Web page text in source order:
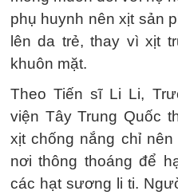
phụ huynh nên xịt sản
lên da trẻ, thay vì xịt
khuôn mặt.
Theo Tiến sĩ Li Li,
viện Tây Trung Quốc
xịt chống nắng chỉ
nơi thông thoáng để
các hạt sương li ti.